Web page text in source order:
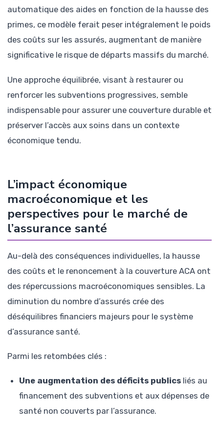
automatique des aides en fonction de la hausse des
primes, ce modèle ferait peser intégralement le poids
des coûts sur les assurés, augmentant de manière
significative le risque de départs massifs du marché.
Une approche équilibrée, visant à restaurer ou
renforcer les subventions progressives, semble
indispensable pour assurer une couverture durable et
préserver l’accès aux soins dans un contexte
économique tendu.
L’impact économique
macroéconomique et les
perspectives pour le marché de
l’assurance santé
Au-delà des conséquences individuelles, la hausse
des coûts et le renoncement à la couverture ACA ont
des répercussions macroéconomiques sensibles. La
diminution du nombre d’assurés crée des
déséquilibres financiers majeurs pour le système
d’assurance santé.
Parmi les retombées clés :
Une augmentation des déficits publics liés au
financement des subventions et aux dépenses de
santé non couverts par l’assurance.